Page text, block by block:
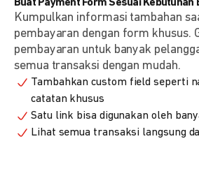
Buat Payment Form Sesuai Kebutuhan
Kumpulkan informasi tambahan
pembayaran dengan form khusus.
pembayaran untuk banyak
semua transaksi dengan mudah.
Tambahkan custom field seperti
catatan khusus
Satu link bisa digunakan oleh
Lihat semua transaksi langsung